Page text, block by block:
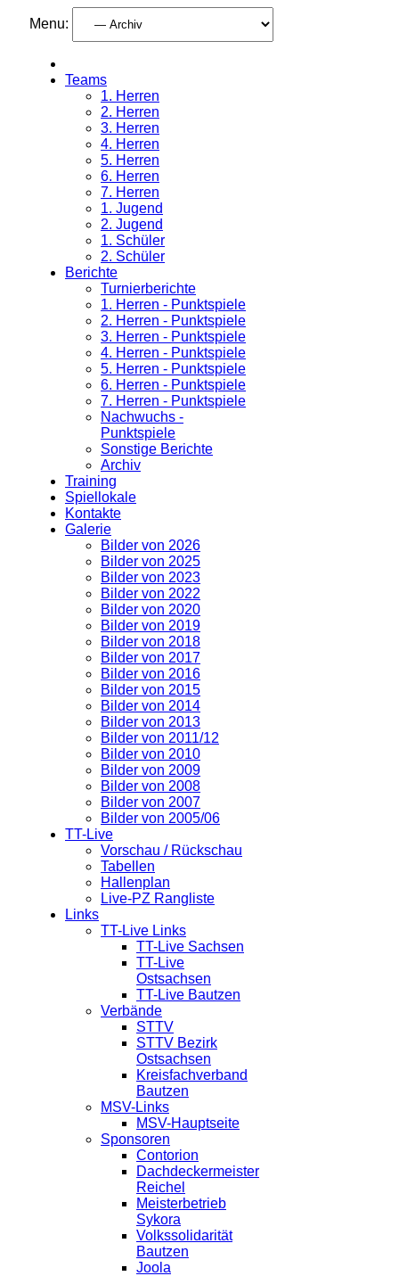
Menu:
Teams
1. Herren
2. Herren
3. Herren
4. Herren
5. Herren
6. Herren
7. Herren
1. Jugend
2. Jugend
1. Schüler
2. Schüler
Berichte
Turnierberichte
1. Herren - Punktspiele
2. Herren - Punktspiele
3. Herren - Punktspiele
4. Herren - Punktspiele
5. Herren - Punktspiele
6. Herren - Punktspiele
7. Herren - Punktspiele
Nachwuchs -
Punktspiele
Sonstige Berichte
Archiv
Training
Spiellokale
Kontakte
Galerie
Bilder von 2026
Bilder von 2025
Bilder von 2023
Bilder von 2022
Bilder von 2020
Bilder von 2019
Bilder von 2018
Bilder von 2017
Bilder von 2016
Bilder von 2015
Bilder von 2014
Bilder von 2013
Bilder von 2011/12
Bilder von 2010
Bilder von 2009
Bilder von 2008
Bilder von 2007
Bilder von 2005/06
TT-Live
Vorschau / Rückschau
Tabellen
Hallenplan
Live-PZ Rangliste
Links
TT-Live Links
TT-Live Sachsen
TT-Live
Ostsachsen
TT-Live Bautzen
Verbände
STTV
STTV Bezirk
Ostsachsen
Kreisfachverband
Bautzen
MSV-Links
MSV-Hauptseite
Sponsoren
Contorion
Dachdeckermeister
Reichel
Meisterbetrieb
Sykora
Volkssolidarität
Bautzen
Joola